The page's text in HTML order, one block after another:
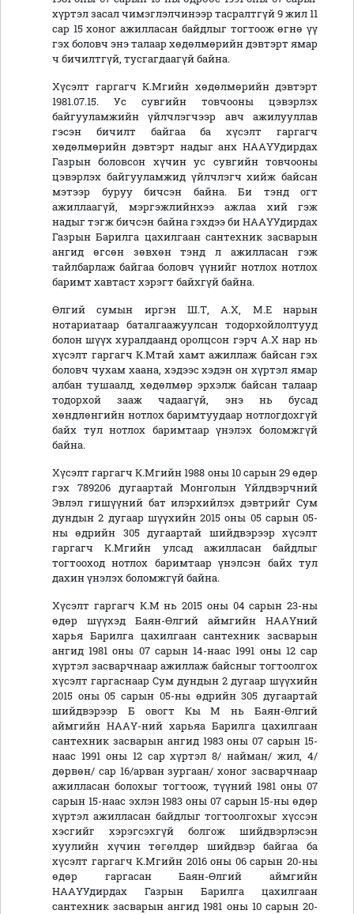
хүртэл засал чимэглэлчинээр тасралтгүй 9 жил 11
сар 15 хоног ажилласан байдлыг тогтоож өгнө үү
гэх боловч энэ талаар хөдөлмөрийн дэвтэрт ямар
ч бичилтгүй, тусгагдаагүй байна.
Хүсэлт гаргагч К.Мгийн хөдөлмөрийн дэвтэрт
1981.07.15. Ус сувгийн товчооны цэвэрлэх
байгууламжийн үйлчлэгчээр авч ажилууллав
гэсэн бичилт байгаа ба хүсэлт гаргагч
хөдөлмөрийн дэвтэрт надыг анх НААҮУдирдах
Газрын боловсон хүчин ус сувгийн товчооны
цэвэрлэх байгууламжид үйлчлэгч хийж байсан
мэтээр буруу бичсэн байна. Би тэнд огт
ажиллаагүй, мэргэжлийнхээ ажлаа хий гэж
надыг тэгж бичсэн байна гэхдээ би НААҮУдирдах
Газрын Барилга цахилгаан сантехник засварын
ангид өгсөн зөвхөн тэнд л ажилласан гэж
тайлбарлаж байгаа боловч үүнийг нотлох нотлох
баримт хавтаст хэрэгт байхгүй байна.
Өлгий сумын иргэн Ш.Т, А.Х, М.Е нарын
нотариатаар баталгаажуулсан тодорхойлолтууд
болон шүүх хуралдаанд оролцсон гэрч А.Х нар нь
хүсэлт гаргагч К.Мтай хамт ажиллаж байсан гэх
боловч чухам хаана, хэдээс хэдэн он хүртэл ямар
албан тушаалд, хөдөлмөр эрхэлж байсан талаар
тодорхой зааж чадаагүй, энэ нь бусад
хөндлөнгийн нотлох баримтуудаар нотлогдохгүй
байх тул нотлох баримтаар үнэлэх боломжгүй
байна.
Хүсэлт гаргагч К.Мгийн 1988 оны 10 сарын 29 өдөр
гэх 789206 дугаартай Монголын Үйлдвэрчний
Эвлэл гишүүний бат илэрхийлэх дэвтрийг Сум
дундын 2 дугаар шүүхийн 2015 оны 05 сарын 05-
ны өдрийн 305 дугаартай шийдвэрээр хүсэлт
гаргагч К.Мгийн улсад ажилласан байдлыг
тогтооход нотлох баримтаар үнэлсэн байх тул
дахин үнэлэх боломжгүй байна.
Хүсэлт гаргагч К.М нь 2015 оны 04 сарын 23-ны
өдөр шүүхэд Баян-Өлгий аймгийн НААҮний
харья Барилга цахилгаан сантехник засварын
ангид 1981 оны 07 сарын 14-наас 1991 оны 12 сар
хүртэл засварчнаар ажиллаж байсныг тогтоолгох
хүсэлт гаргаснаар Сум дундын 2 дугаар шүүхийн
2015 оны 05 сарын 05-ны өдрийн 305 дугаартай
шийдвэрээр Б овогт Кы М нь Баян-Өлгий
аймгийн НААҮ-ний харьяа Барилга цахилгаан
сантехник засварын ангид 1983 оны 07 сарын 15-
наас 1991 оны 12 сар хүртэл 8/ найман/ жил, 4/
дөрвөн/ сар 16/арван зургаан/ хоног засварчнаар
ажилласан болохыг тогтоож, түүний 1981 оны 07
сарын 15-наас эхлэн 1983 оны 07 сарын 15-ны өдөр
хүртэл ажилласан байдлыг тогтоолгохыг хүссэн
хэсгийг хэрэгсэхгүй болгож шийдвэрлэсэн
хуулийн хүчин төгөлдөр шийдвэр байгаа ба
хүсэлт гаргагч К.Мгийн 2016 оны 06 сарын 20-ны
өдөр гаргасан Баян-Өлгий аймгийн
НААҮУдирдах Газрын Барилга цахилгаан
сантехник засварын ангид 1981 оны 10 сарын 20-